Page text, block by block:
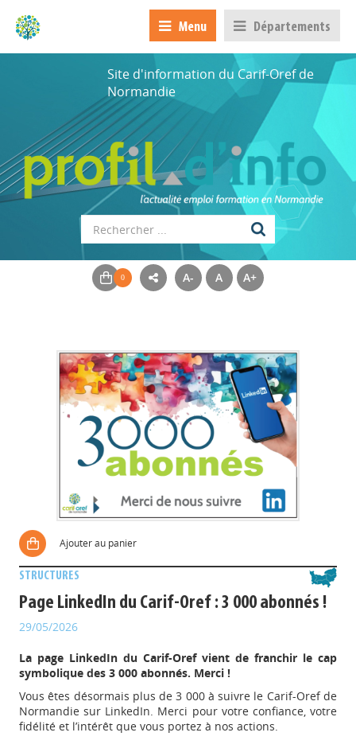
Menu Départements
Site d'information du Carif-Oref de
Normandie
A- A A+
Ajouter au panier
STRUCTURES
Page LinkedIn du Carif-Oref : 3 000 abonnés !
29/05/2026
La page LinkedIn du Carif-Oref vient de franchir le cap
symbolique des 3 000 abonnés. Merci !
Vous êtes désormais plus de 3 000 à suivre le Carif-Oref de
Normandie sur LinkedIn. Merci pour votre confiance, votre
fidélité et l’intérêt que vous portez à nos actions.